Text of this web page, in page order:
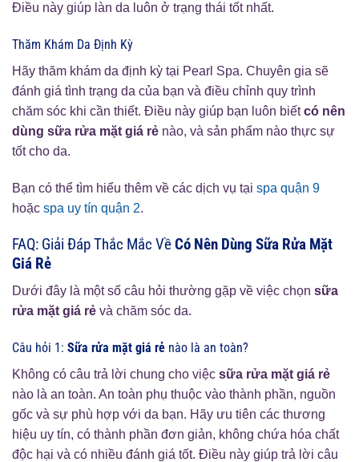
Điều này giúp làn da luôn ở trạng thái tốt nhất.
Thăm Khám Da Định Kỳ
Hãy thăm khám da định kỳ tại Pearl Spa. Chuyên gia sẽ
đánh giá tình trạng da của bạn và điều chỉnh quy trình
chăm sóc khi cần thiết. Điều này giúp bạn luôn biếtcó nên
dùng sữa rửa mặt giá rẻ nào, và sản phẩm nào thực sự
tốt cho da.
Bạn có thể tìm hiểu thêm về các dịch vụ tại spa quận 9
hoặc spa uy tín quận 2.
FAQ: Giải Đáp Thắc Mắc VềCó Nên Dùng Sữa Rửa Mặt
Giá Rẻ
Dưới đây là một số câu hỏi thường gặp về việc chọn sữa
rửa mặt giá rẻ và chăm sóc da.
Câu hỏi 1: Sữa rửa mặt giá rẻ nào là an toàn?
Không có câu trả lời chung cho việc sữa rửa mặt giá rẻ
nào là an toàn. An toàn phụ thuộc vào thành phần, nguồn
gốc và sự phù hợp với da bạn. Hãy ưu tiên các thương
hiệu uy tín, có thành phần đơn giản, không chứa hóa chất
độc hại và có nhiều đánh giá tốt. Điều này giúp trả lời câu